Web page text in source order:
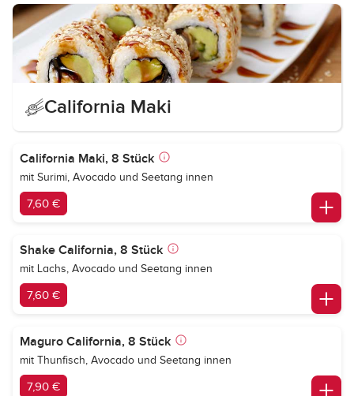
California Maki
California Maki, 8 Stück
mit Surimi, Avocado und Seetang innen
7,60 €
Shake California, 8 Stück
mit Lachs, Avocado und Seetang innen
7,60 €
Maguro California, 8 Stück
mit Thunfisch, Avocado und Seetang innen
7,90 €